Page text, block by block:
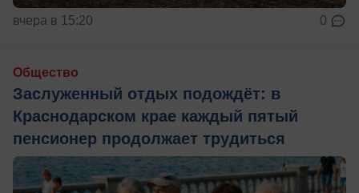
вчера в 15:20 0
Общество
Заслуженный отдых подождёт: в
Краснодарском крае каждый пятый
пенсионер продолжает трудиться